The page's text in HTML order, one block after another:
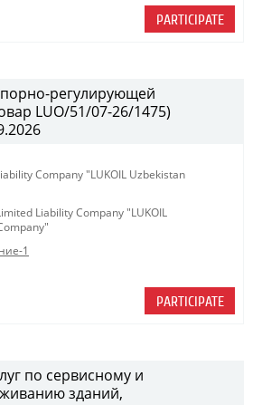
PARTICIPATE
регулирующей
LUO/51/07-26/1475)
Company "LUKOIL Uzbekistan
Liability Company "LUKOIL
1
PARTICIPATE
по сервисному и
зданий,